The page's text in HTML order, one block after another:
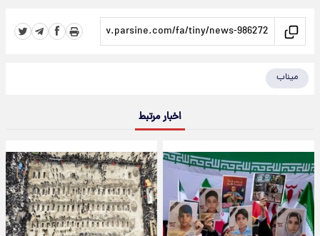
میناب
اخبار مرتبط